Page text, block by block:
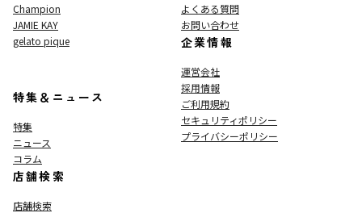
Champion
JAMIE KAY
gelato pique
特集＆ニュース
特集
ニュース
コラム
店舗検索
店舗検索
よくある質問
お問い合わせ
企業情報
運営会社
採用情報
ご利用規約
セキュリティポリシー
プライバシーポリシー